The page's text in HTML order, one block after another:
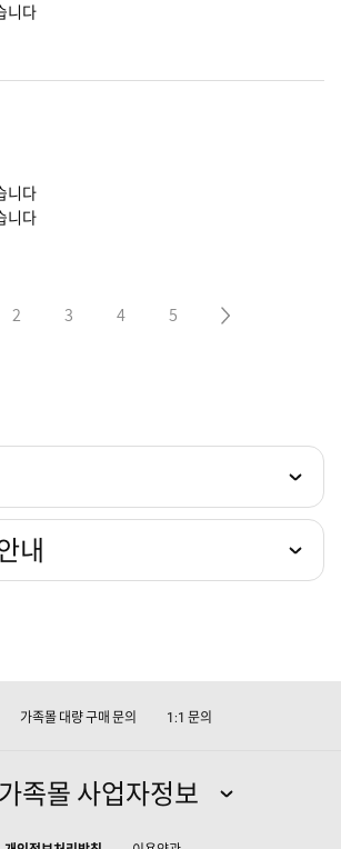
니다
니다
니다
2 3 4 5
내
가족몰 대량 구매 문의 1:1 문의
족몰 사업자정보